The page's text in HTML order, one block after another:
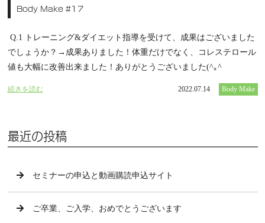
Body Make #17
Q.1 トレーニング&ダイエット指導を受けて、成果はございました
でしょうか？→成果ありました！体重だけでなく、コレステロール
値も大幅に改善出来ました！ありがとうございました(^｡^
続きを読む 2022.07.14 Body Make
最近の投稿
セミナーの申込と動画購読申込サイト
ご卒業、ご入学、おめでとうございます